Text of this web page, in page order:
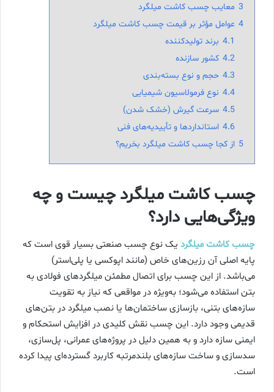
3 معایب چسب کاشت میلگرد
4 عوامل مؤثر بر قیمت چسب کاشت میلگرد
4.1 برند تولیدکننده
4.2 کشور سازنده
4.3 حجم و نوع بسته‌بندی
4.4 نوع فرمولاسیون شیمیایی
4.5 سرعت گیرش (خشک شدن)
4.6 استانداردها و تأییدیه‌های فنی
5 از کجا چسب کاشت میلگرد بخریم؟
چسب کاشت میلگرد چیست و چه
ویژگی‌هایی دارد؟
چسب کاشت میلگرد یک نوع چسب صنعتی بسیار قوی است که
پایه اصلی آن رزین‌های خاص (مانند اپوکسی یا پلی‌استر)
می‌باشد. از این چسب برای اتصال مطمئن میلگردهای فولادی به
بتن استفاده می‌شود؛ به‌ویژه در مواقعی که نیاز به تقویت
سازه‌های بتنی، بازسازی ساختمان‌ها یا نصب میلگرد در بتن‌های
قدیمی وجود دارد. این چسب نقش کلیدی در افزایش استحکام و
ایمنی سازه دارد و به همین دلیل در پروژه‌های عمرانی، پل‌سازی،
سدسازی و ساخت سازه‌های بلندمرتبه کاربرد گسترده‌ای پیدا کرده
است.